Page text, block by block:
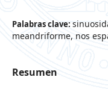
Palabras clave:
meandriforme, nos
Resumen